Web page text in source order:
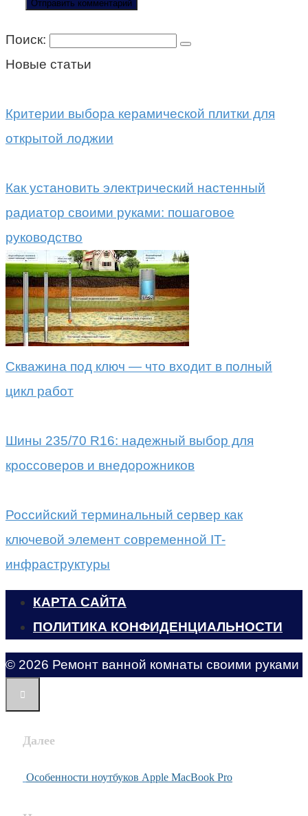
Поиск:
Новые статьи
Критерии выбора керамической плитки для
открытой лоджии
Как установить электрический настенный
радиатор своими руками: пошаговое
руководство
Скважина под ключ — что входит в полный
цикл работ
Шины 235/70 R16: надежный выбор для
кроссоверов и внедорожников
Российский терминальный сервер как
ключевой элемент современной IT-
инфраструктуры
КАРТА САЙТА
ПОЛИТИКА КОНФИДЕНЦИАЛЬНОСТИ
© 2026 Ремонт ванной комнаты своими руками
Далее
Особенности ноутбуков Apple MacBook Pro